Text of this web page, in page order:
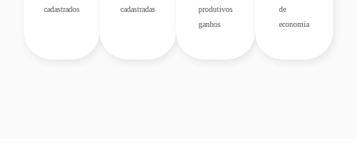
cadastrados
cadastradas
produtivos
ganhos
de
economia